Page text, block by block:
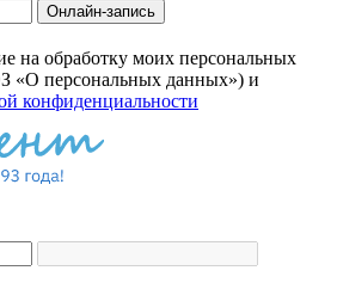
Онлайн-запись
на обработку моих персональных
«О персональных данных») и
конфиденциальности